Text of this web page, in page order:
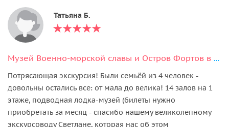
Татьяна Б.
Музей Военно-морской славы и Остров Фортов в Кронштадте
Потрясающая экскурсия! Были семьёй из 4 человек -
довольны остались все: от мала до велика! 14 залов на 1
этаже, подводная лодка-музей (билеты нужно
приобретать за месяц - спасибо нашему великолепному
экскурсоводу Светлане, которая нас об этом